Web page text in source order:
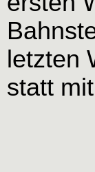
letzten
statt